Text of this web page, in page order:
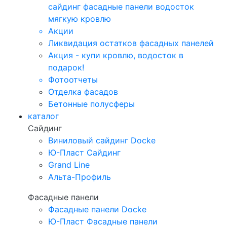
сайдинг фасадные панели водосток
мягкую кровлю
Акции
Ликвидация остатков фасадных панелей
Акция - купи кровлю, водосток в
подарок!
Фотоотчеты
Отделка фасадов
Бетонные полусферы
каталог
Сайдинг
Виниловый сайдинг Docke
Ю-Пласт Сайдинг
Grand Line
Альта-Профиль
Фасадные панели
Фасадные панели Docke
Ю-Пласт Фасадные панели